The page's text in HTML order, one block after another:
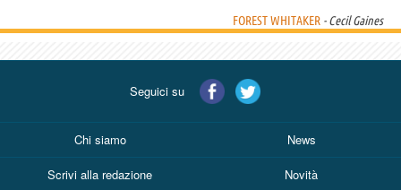
FOREST WHITAKER - Cecil Gaines
Seguici su
Chi siamo News
Scrivi alla redazione Novità